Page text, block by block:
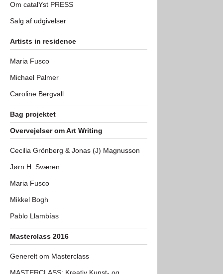
Om catalYst PRESS
Salg af udgivelser
Artists in residence
Maria Fusco
Michael Palmer
Caroline Bergvall
Bag projektet
Overvejelser om Art Writing
Cecilia Grönberg & Jonas (J) Magnusson
Jørn H. Sværen
Maria Fusco
Mikkel Bogh
Pablo Llambías
Masterclass 2016
Generelt om Masterclass